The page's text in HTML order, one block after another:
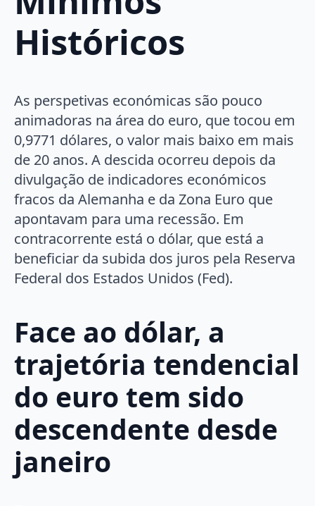
Históricos
As perspetivas económicas são pouco
animadoras na área do euro, que tocou em
0,9771 dólares, o valor mais baixo em mais
de 20 anos. A descida ocorreu depois da
divulgação de indicadores económicos
fracos da Alemanha e da Zona Euro que
apontavam para uma recessão. Em
contracorrente está o dólar, que está a
beneficiar da subida dos juros pela Reserva
Federal dos Estados Unidos (Fed).
Face ao dólar, a
trajetória tendencial
do euro tem sido
descendente desde
janeiro